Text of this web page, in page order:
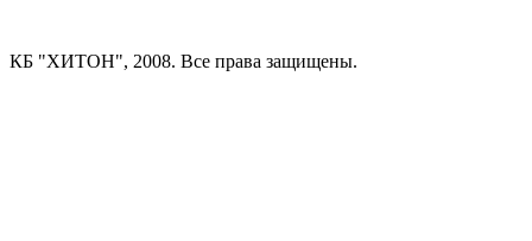
КБ "ХИТОН", 2008. Все права защищены.